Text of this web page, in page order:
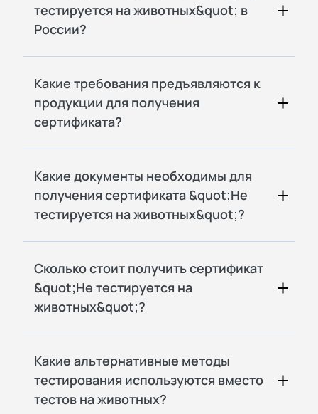
тестируется на животных&quot; в
России?
Какие требования предъявляются к
продукции для получения
сертификата?
Какие документы необходимы для
получения сертификата &quot;Не
тестируется на животных&quot;?
Сколько стоит получить сертификат
&quot;Не тестируется на
животных&quot;?
Какие альтернативные методы
тестирования используются вместо
тестов на животных?